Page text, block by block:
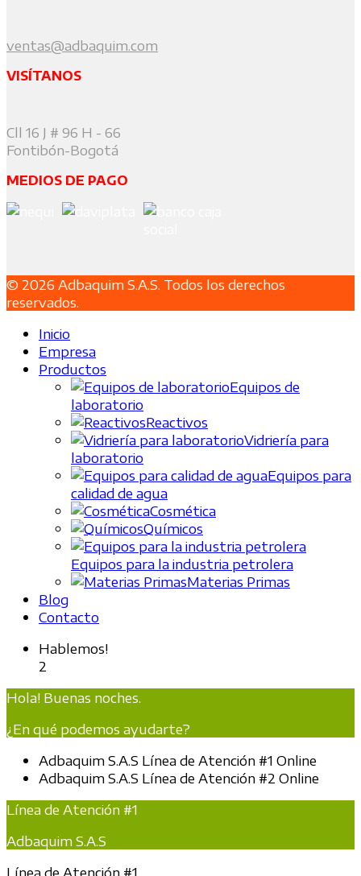
ventas@adbaquim.com
VISÍTANOS
Cll 16 J # 96 H - 66
Fontibón-Bogotá
MEDIOS DE PAGO
© 2026 Adbaquim S.A.S. Todos los derechos
reservados.
Inicio
Empresa
Productos
Equipos de
laboratorio
Reactivos
Vidriería para
laboratorio
Equipos para
calidad de agua
Cosmética
Químicos
Equipos para la industria petrolera
Materias Primas
Blog
Contacto
Hablemos!
2
Hola! Buenas noches.
¿En qué podemos ayudarte?
Adbaquim S.A.S Línea de Atención #1 Online
Adbaquim S.A.S Línea de Atención #2 Online
Línea de Atención #1
Adbaquim S.A.S
Línea de Atención #1